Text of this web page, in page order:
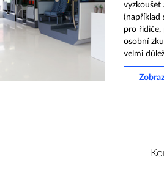
vyzkoušet
(například
pro řidiče,
osobní
velmi